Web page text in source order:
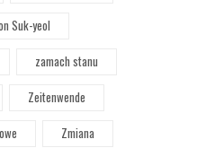
Suk-yeol
zamach stanu
Zeitenwende
Zmiana